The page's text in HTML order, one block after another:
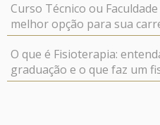
Curso Técnico ou
melhor opção para sua
O que é Fisioterapia:
graduação e o que faz um